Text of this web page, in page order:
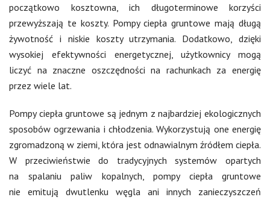
początkowo kosztowna, ich długoterminowe korzyści
przewyższają te koszty. Pompy ciepła gruntowe mają długą
żywotność i niskie koszty utrzymania. Dodatkowo, dzięki
wysokiej efektywności energetycznej, użytkownicy mogą
liczyć na znaczne oszczędności na rachunkach za energię
przez wiele lat.
Pompy ciepła gruntowe są jednym z najbardziej ekologicznych
sposobów ogrzewania i chłodzenia. Wykorzystują one energię
zgromadzoną w ziemi, która jest odnawialnym źródłem ciepła.
W przeciwieństwie do tradycyjnych systemów opartych
na spalaniu paliw kopalnych, pompy ciepła gruntowe
nie emitują dwutlenku węgla ani innych zanieczyszczeń